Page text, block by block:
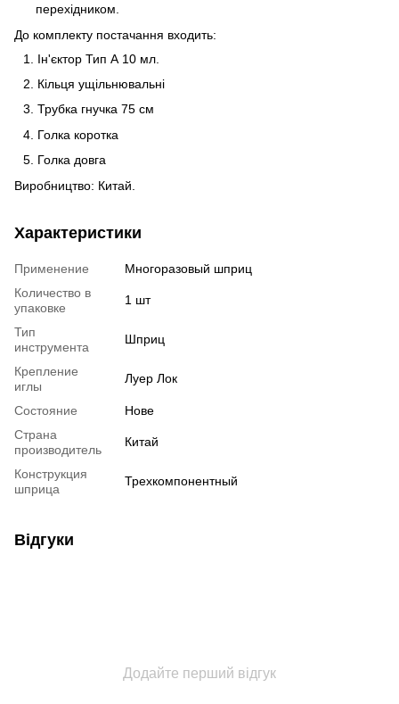
перехідником.
До комплекту постачання входить:
Ін'єктор Тип А 10 мл.
Кільця ущільнювальні
Трубка гнучка 75 см
Голка коротка
Голка довга
Виробництво: Китай.
Характеристики
Применение
Многоразовый шприц
Количество в
упаковке
1 шт
Тип
инструмента
Шприц
Крепление
иглы
Луер Лок
Состояние
Нове
Страна
производитель
Китай
Конструкция
шприца
Трехкомпонентный
Відгуки
Додайте перший відгук